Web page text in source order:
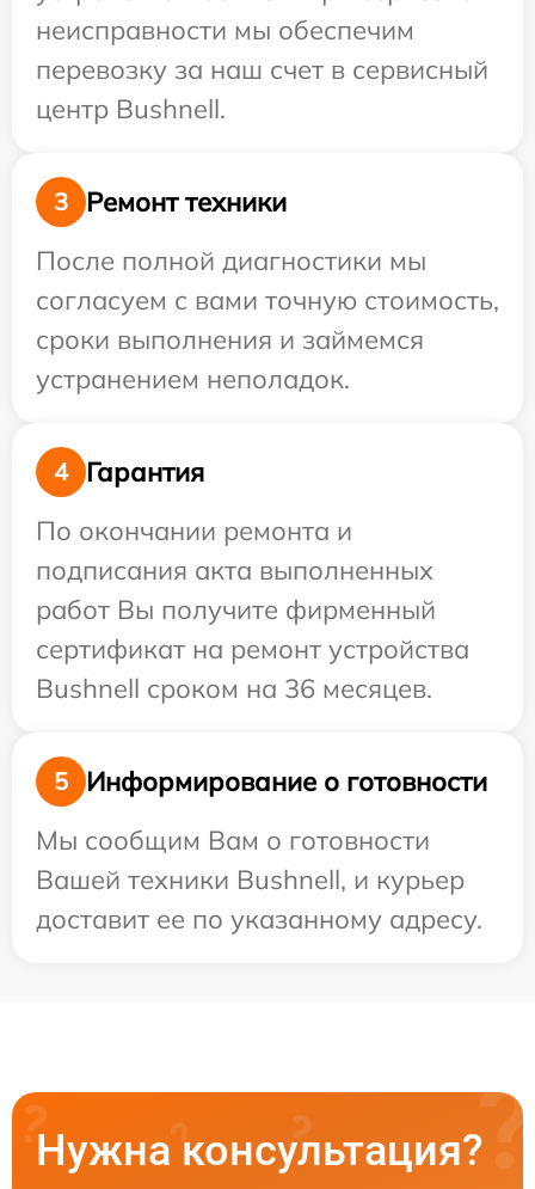
неисправности мы обеспечим
перевозку за наш счет в сервисный
центр Bushnell.
3
Ремонт техники
После полной диагностики мы
согласуем с вами точную стоимость,
сроки выполнения и займемся
устранением неполадок.
4
Гарантия
По окончании ремонта и
подписания акта выполненных
работ Вы получите фирменный
сертификат на ремонт устройства
Bushnell сроком на 36 месяцев.
5
Информирование о готовности
Мы сообщим Вам о готовности
Вашей техники Bushnell, и курьер
доставит ее по указанному адресу.
Нужна консультация?